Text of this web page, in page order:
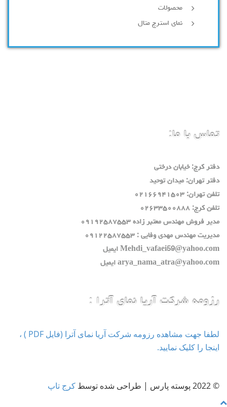
محصولات
نمای استرچ متال
تماس با ما:
دفتر كرج: خيابان درختي
دفتر تهران: ميدان توحيد
تلفن تهران: ٠٢١٦٦٩٤١٥٠٣
تلفن كرج: ٠٢٦٣٣٥٠٠٨٨٨
مدير فروش مهندس معتبر زاده ٠٩١٩٢٥٨٧٥٥٣
مديريت مهندس مهدي وفايي : ٠٩١٢٢٥٨٧٥٥٣
Mehdi_vafaei59@yahoo.com ايميل
arya_nama_atra@yahoo.com ايميل
رزومه شرکت آریا نمای آترا :
لطفا جهت مشاهده رزومه شرکت آریا نمای آترا (فایل PDF ) ،
اینجا را کلیک نمایید.
© 2022 پوسته پارس | طراحی شده توسط کرج تاپ